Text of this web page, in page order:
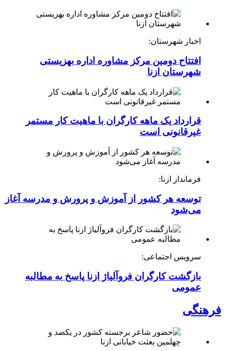
اخبار شهرستان:
افتتاح دومین مرکز مشاوره اداره بهزیستی
شهرستان ازنا
قرارداد یک ماهه کارگران با ماهیت کار مستمر
غیرقانونی است
فرماندار ازنا:
توسعه هر کشور از آموزش و پرورش و مدرسه آغاز
می‌شود
سرویس اجتماعی:
بازگشت کارگران فروآلیاژ ازنا پاسخ به مطالبه
عمومی
فرهنگی